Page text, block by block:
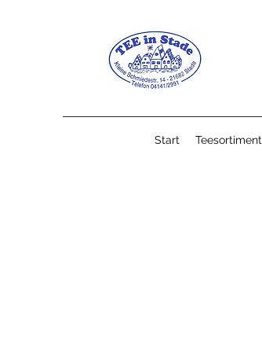
Start Teesortiment